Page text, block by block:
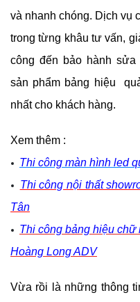
và nhanh chóng. Dịch vụ
trong từng khâu tư vấn,
công đến bảo hành sửa
sản phẩm bảng hiệu
nhất cho khách hàng.
Xem thêm :
Thi công màn hình led
Thi công nội thất
Tân
Thi công bảng hiệu
Hoàng Long ADV
Vừa rồi là những thông